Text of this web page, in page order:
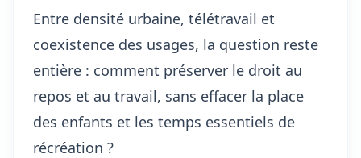
Entre densité urbaine, télétravail et
coexistence des usages, la question reste
entière : comment préserver le droit au
repos et au travail, sans effacer la place
des enfants et les temps essentiels de
récréation ?